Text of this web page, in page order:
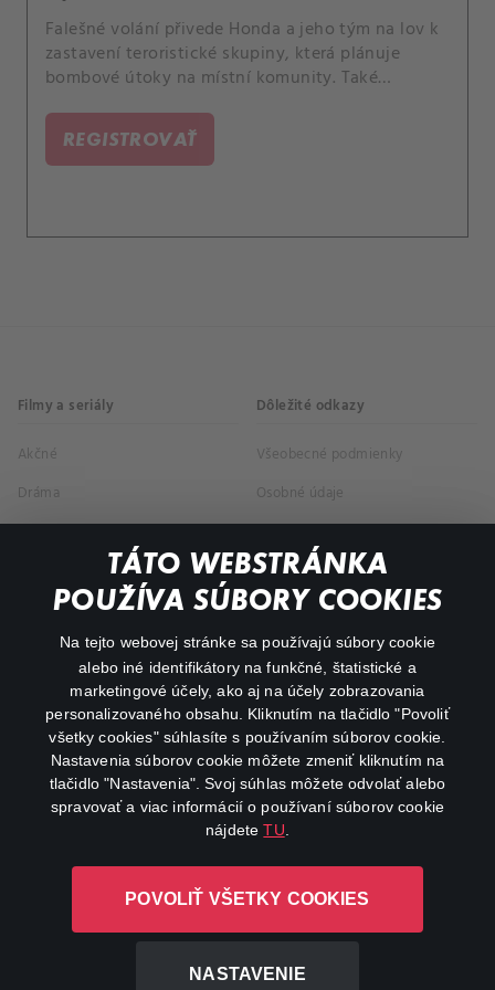
TÁTO WEBSTRÁNKA
POUŽÍVA SÚBORY COOKIES
Na tejto webovej stránke sa používajú súbory cookie
alebo iné identifikátory na funkčné, štatistické a
marketingové účely, ako aj na účely zobrazovania
personalizovaného obsahu. Kliknutím na tlačidlo "Povoliť
všetky cookies" súhlasíte s používaním súborov cookie.
Nastavenia súborov cookie môžete zmeniť kliknutím na
tlačidlo "Nastavenia". Svoj súhlas môžete odvolať alebo
spravovať a viac informácií o používaní súborov cookie
nájdeteTU
POVOLIŤ VŠETKY COOKIES
NASTAVENIE
Falešné volání přivede Honda a jeho tým na lov k
zastavení teroristické skupiny, která plánuje
bombové útoky na místní komunity. Také
Karen poškodí jeho kariéru, a Jessicu potopí její
kolega, Michael Plank, prezident policejní komise.
REGISTROVAŤ
Filmy a seriály
Akčné
Dráma
Dôležité odkazy
Všeobecné podmienky
Osobné údaje
O aplikácii Canal+
Canal+ Luxembourg S. à r.l. so sídlom Rue Albert Borschette 4,